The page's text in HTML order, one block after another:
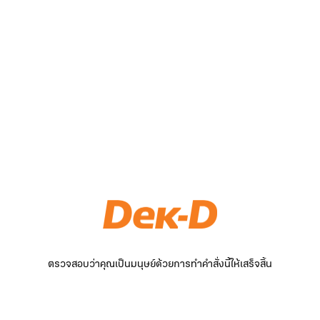
ตรวจสอบว่าคุณเป็นมนุษย์ด้วยการทำคำสั่งนี้ให้เสร็จสิ้น